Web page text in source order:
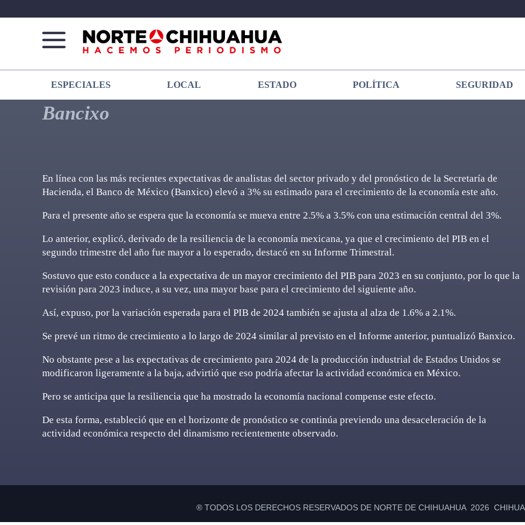
Norte
De
Chihuahua
Más
que
noticias,
hacemos periodismo
ESPECIALES LOCAL ESTADO POLÍTICA SEGURIDAD
Bancixo
En línea con las más recientes expectativas de analistas del sector privado y del pronóstico de la Secretaría de
Hacienda, el Banco de México (Banxico) elevó a 3% su estimado para el crecimiento de la economía este año.
Para el presente año se espera que la economía se mueva entre 2.5% a 3.5% con una estimación central del 3%.
Lo anterior, explicó, derivado de la resiliencia de la economía mexicana, ya que el crecimiento del PIB en el
segundo trimestre del año fue mayor a lo esperado, destacó en su Informe Trimestral.
Sostuvo que esto conduce a la expectativa de un mayor crecimiento del PIB para 2023 en su conjunto, por lo que la
revisión para 2023 induce, a su vez, una mayor base para el crecimiento del siguiente año.
Así, expuso, por la variación esperada para el PIB de 2024 también se ajusta al alza de 1.6% a 2.1%.
Se prevé un ritmo de crecimiento a lo largo de 2024 similar al previsto en el Informe anterior, puntualizó Banxico.
No obstante pese a las expectativas de crecimiento para 2024 de la producción industrial de Estados Unidos se
modificaron ligeramente a la baja, advirtió que eso podría afectar la actividad económica en México.
Pero se anticipa que la resiliencia que ha mostrado la economía nacional compense este efecto.
De esta forma, estableció que en el horizonte de pronóstico se continúa previendo una desaceleración de la
actividad económica respecto del dinamismo recientemente observado.
® TODOS LOS DERECHOS RESERVADOS DE NORTE DE CHIHUAHUA 2026